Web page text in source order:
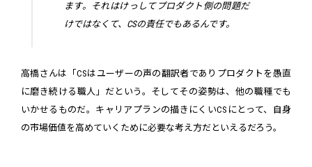
ます。それはけっしてプロダクト側の問題だ
けではなくて、CSの責任でもあるんです。
高橋さんは「CSはユーザーの声の翻訳者でありプロダクトを愚直
に磨き続ける職人」だという。そしてその姿勢は、他の職種でも
いかせるものだ。キャリアプランの描きにくいCSにとって、自身
の市場価値を高めていくために必要な考え方だといえるだろう。